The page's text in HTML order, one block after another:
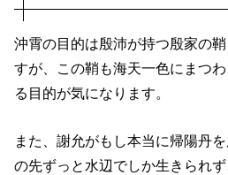
沖霄の目的は殷沛が持つ殷家の
すが、この鞘も海天一色にまつ
る目的が気になります。
また、謝允がもし本当に帰陽丹
の先ずっと水辺でしか生きられず